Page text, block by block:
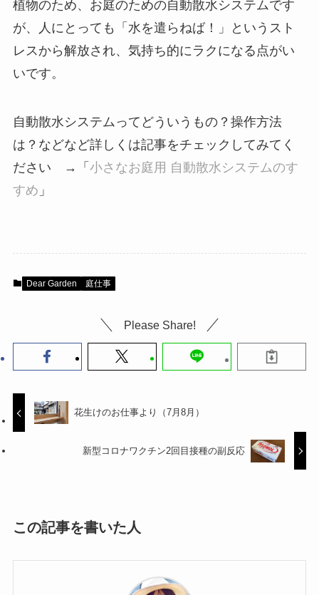
植物のため、お庭のための自動散水システムです
が、人にとっても「水を遣らねば！」というスト
レスから解放され、気持ち的にラクになる点がい
いです。
自動散水システムってどういうもの？操作方法
は？などなど詳しくは記事をチェックしてみてく
ださい →「 小さなお庭用 自動散水システムのす
すめ 」
Dear Garden 庭仕事
Please Share!
花生けのお仕事より（7月8月）
新型コロナワクチン2回目接種の副反応
この記事を書いた人